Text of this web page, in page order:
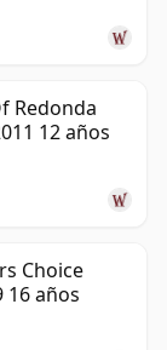
Redonda
12 años
Choice
16 años